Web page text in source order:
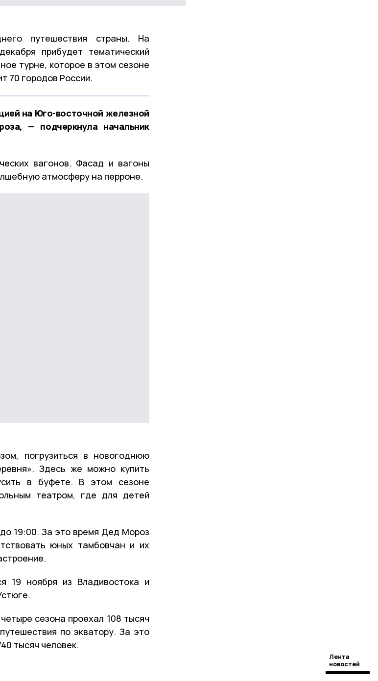
Лента
новостей
путешествия страны. На
прибудет тематический
турне, которое в этом сезоне
70 городов России.
на Юго-восточной железной
— подчеркнула начальник
вагонов. Фасад и вагоны
атмосферу на перроне.
погрузиться в новогоднюю
Здесь же можно купить
в буфете. В этом сезоне
театром, где для детей
19:00. За это время Дед Мороз
юных тамбовчан и их
19 ноября из Владивостока и
сезона проехал 108 тысяч
по экватору. За это
тысяч человек.